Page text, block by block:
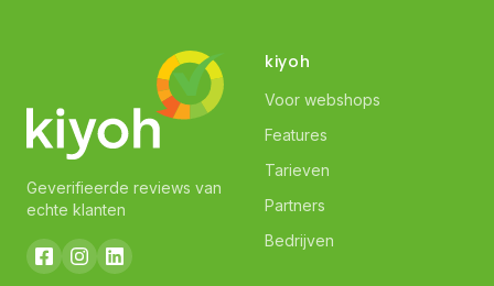
Geverifieerde reviews van
echte klanten
kiyoh
Voor webshops
Features
Tarieven
Partners
Bedrijven